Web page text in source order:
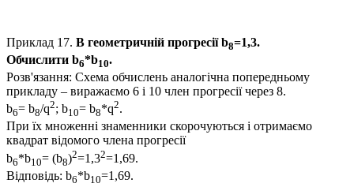
Приклад 17. В геометричній прогресіїb8=1,3.
Обчислити b6*b10.
Розв'язання: Схема обчислень аналогічна попередньому
прикладу – виражаємо 6 і 10 член прогресії через 8.
b6= b8/q2; b10= b8*q2.
При їх множенні знаменники скорочуються і отримаємо
квадрат відомого члена прогресії
b6*b10= (b8)2=1,32=1,69.
Відповідь: b6*b10=1,69.